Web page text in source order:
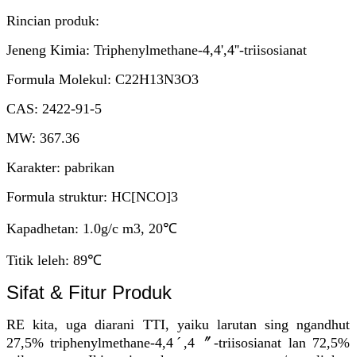
Rincian produk:
Jeneng Kimia: Triphenylmethane-4,4',4''-triisosianat
Formula Molekul: C22H13N3O3
CAS: 2422-91-5
MW: 367.36
Karakter: pabrikan
Formula struktur: HC[NCO]3
Kapadhetan: 1.0g/c m3, 20℃
Titik leleh: 89℃
Sifat & Fitur Produk
RE kita, uga diarani TTI, yaiku larutan sing ngandhut
27,5% triphenylmethane-4,4ˊ,4〞-triisosianat lan 72,5%